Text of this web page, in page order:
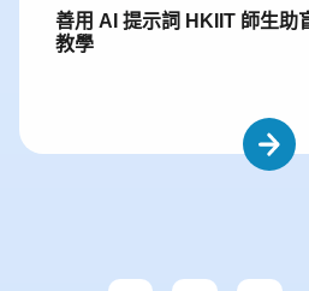
善用 AI 提示詞 HKIIT 師生助
教學